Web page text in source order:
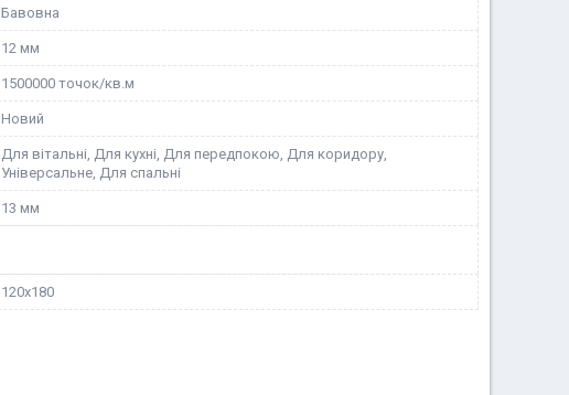
Бавовна
12 мм
1500000 точок/кв.м
Новий
Для вітальні, Для кухні, Для передпокою, Для коридору,
Універсальне, Для спальні
13 мм
120х180